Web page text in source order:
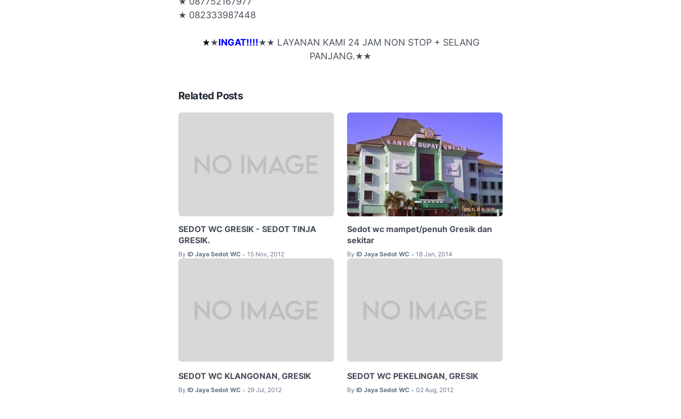
★ 082333987448
★★INGAT!!!!★★ LAYANAN KAMI 24 JAM NON STOP + SELANG
PANJANG.★★
Related Posts
SEDOT WC GRESIK - SEDOT TINJA
GRESIK.
By ID Jaya Sedot WC • 15 Nov, 2012
Sedot wc mampet/penuh Gresik dan
sekitar
By ID Jaya Sedot WC • 18 Jan, 2014
SEDOT WC KLANGONAN, GRESIK
By ID Jaya Sedot WC • 29 Jul, 2012
SEDOT WC PEKELINGAN, GRESIK
By ID Jaya Sedot WC • 02 Aug, 2012